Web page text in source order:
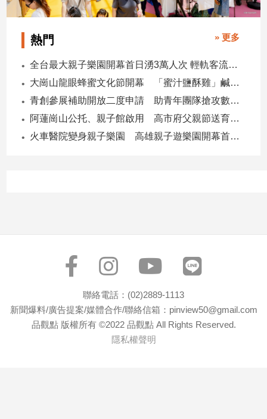
美
食
座/
命
費
康/
推
熱門 » 更多
全台最大親子樂園開幕首日湧3萬人次 輕軌客流增20倍
大崗山龍眼蜂蜜文化節開幕 「蜜汁鹽酥雞」鹹甜跨界搶話題
青創參展補助開放二度申請 助青年團隊搶攻數位轉型商機
阿蓮崗山公托、親子館啟用 高市府父親節送育兒暖禮
火車醫院變身親子樂園 高雄親子遊樂園開幕首日爆棚
聯絡電話：(02)2889-1113
新聞爆料/廣告提案/媒體合作/聯絡信箱：pinview50@gmail.com
品觀點 版權所有 ©2022 品觀點 All Rights Reserved.
隱私權聲明